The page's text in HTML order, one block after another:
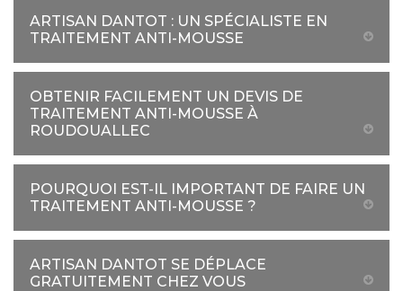
ARTISAN DANTOT : UN SPÉCIALISTE EN
TRAITEMENT ANTI-MOUSSE
OBTENIR FACILEMENT UN DEVIS DE
TRAITEMENT ANTI-MOUSSE À
ROUDOUALLEC
POURQUOI EST-IL IMPORTANT DE FAIRE UN
TRAITEMENT ANTI-MOUSSE ?
ARTISAN DANTOT SE DÉPLACE
GRATUITEMENT CHEZ VOUS